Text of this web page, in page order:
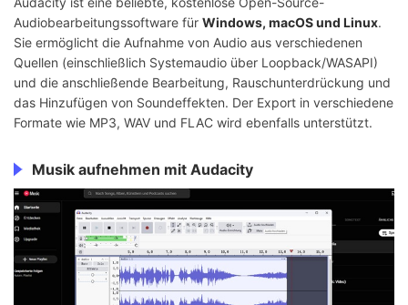
Audiobearbeitungssoftware für Windows, macOS und Linux.
Sie ermöglicht die Aufnahme von Audio aus verschiedenen
Quellen (einschließlich Systemaudio über Loopback/WASAPI)
und die anschließende Bearbeitung, Rauschunterdrückung und
das Hinzufügen von Soundeffekten. Der Export in verschiedene
Formate wie MP3, WAV und FLAC wird ebenfalls unterstützt.
Musik aufnehmen mit Audacity